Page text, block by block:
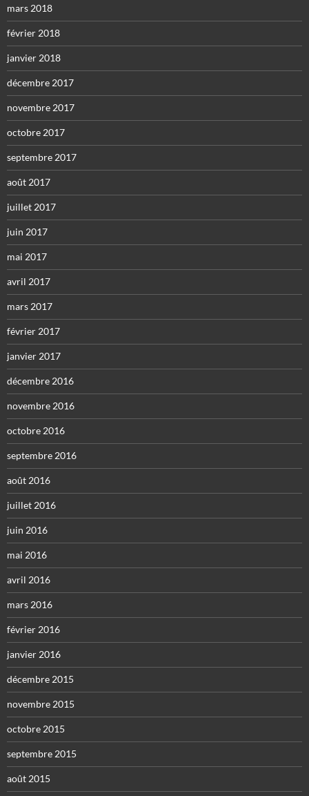
mars 2018
février 2018
janvier 2018
décembre 2017
novembre 2017
octobre 2017
septembre 2017
août 2017
juillet 2017
juin 2017
mai 2017
avril 2017
mars 2017
février 2017
janvier 2017
décembre 2016
novembre 2016
octobre 2016
septembre 2016
août 2016
juillet 2016
juin 2016
mai 2016
avril 2016
mars 2016
février 2016
janvier 2016
décembre 2015
novembre 2015
octobre 2015
septembre 2015
août 2015